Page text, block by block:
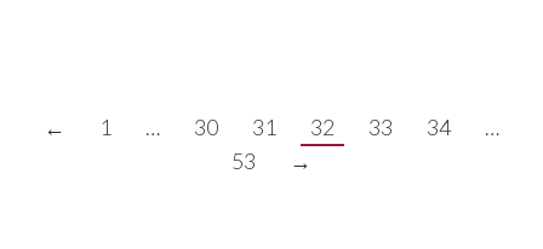
← 1 … 30 31 32 33 34
…
53
→